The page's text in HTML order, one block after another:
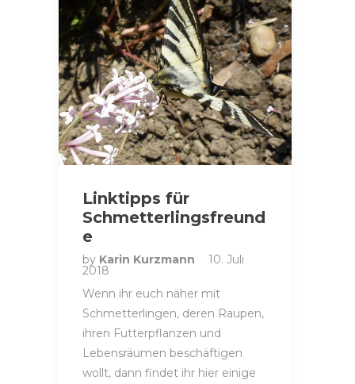
Linktipps für
Schmetterlingsfreund
e
by Karin Kurzmann 10. Juli
2018
Wenn ihr euch näher mit
Schmetterlingen, deren Raupen,
ihren Futterpflanzen und
Lebensräumen beschäftigen
wollt, dann findet ihr hier einige